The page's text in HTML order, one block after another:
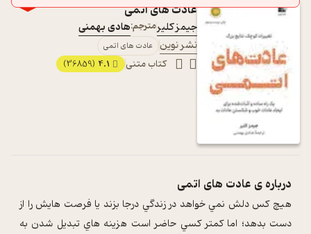
عادت های اتمی
جیمز کلیرمترجم:هادی بهمنی
نشر نوین عادت های اتمی
کتاب متنی 4.1
(36859)
درباره ی عادت های اتمی
هيچ کس دلش نمي خواهد در زندگي درجا بزند يا فرصت هايش را از
دست بدهد؛ اما کمتر کسي حاضر است هزينه هاي تبديل شدن به